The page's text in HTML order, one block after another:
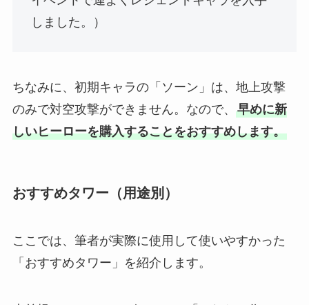
しました。）
ちなみに、初期キャラの「ソーン」は、地上攻撃
のみで対空攻撃ができません。なので、 早めに新
しいヒーローを購入することをおすすめします。
おすすめタワー（用途別）
ここでは、筆者が実際に使用して使いやすかった
「おすすめタワー」を紹介します。